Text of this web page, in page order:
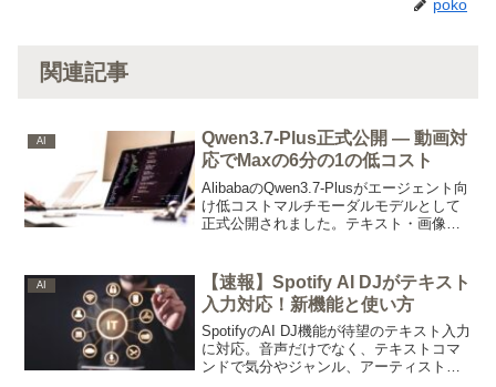
poko
関連記事
AI
Qwen3.7-Plus正式公開 — 動画対
応でMaxの6分の1の低コスト
AlibabaのQwen3.7-Plusがエージェント向
け低コストマルチモーダルモデルとして
正式公開されました。テキスト・画像・
ラインに適しています。
AI
【速報】Spotify AI DJがテキスト
入力対応！新機能と使い方
SpotifyのAI DJ機能が待望のテキスト入力
に対応。音声だけでなく、テキストコマ
ンドで気分やジャンル、アーティストを